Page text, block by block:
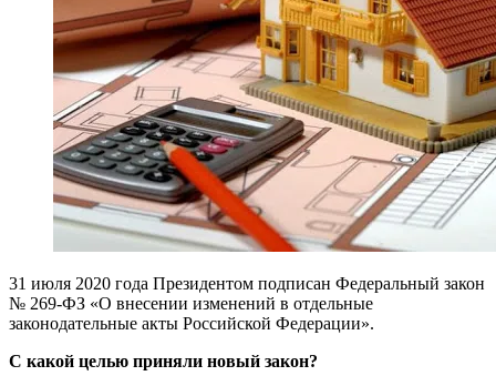
31 июля 2020 года Президентом подписан Федеральный закон
№ 269-ФЗ «О внесении изменений в отдельные
законодательные акты Российской Федерации».
С какой целью приняли новый закон?